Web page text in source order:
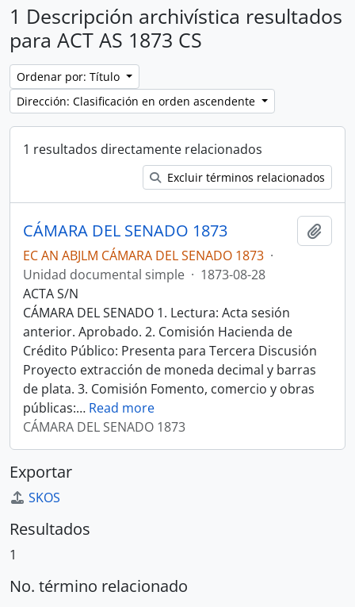
1 Descripción archivística resultados
para ACT AS 1873 CS
Ordenar por: Título
Dirección: Clasificación en orden ascendente
1 resultados directamente relacionados
Excluir términos relacionados
CÁMARA DEL SENADO 1873
EC AN ABJLM CÁMARA DEL SENADO 1873 ·
Unidad documental simple · 1873-08-28
ACTA S/N
CÁMARA DEL SENADO 1. Lectura: Acta sesión
anterior. Aprobado. 2. Comisión Hacienda de
Crédito Público: Presenta para Tercera Discusión
Proyecto extracción de moneda decimal y barras
de plata. 3. Comisión Fomento, comercio y obras
públicas:… Read more
CÁMARA DEL SENADO 1873
Exportar
SKOS
Resultados
1
No. término relacionado